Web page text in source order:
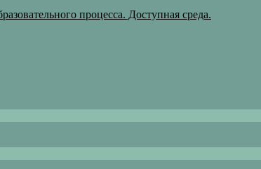
процесса. Доступная среда.